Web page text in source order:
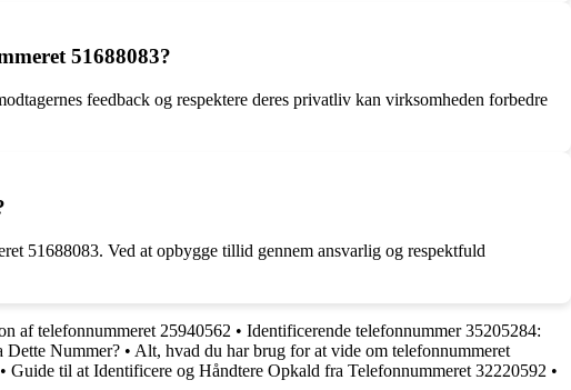
51688083?
feedback og respektere deres privatliv kan virksomheden forbedre
51688083. Ved at opbygge tillid gennem ansvarlig og respektfuld
af telefonnummeret 25940562 • Identificerende telefonnummer 35205284:
Dette Nummer? • Alt, hvad du har brug for at vide om telefonnummeret
• Guide til at Identificere og Håndtere Opkald fra Telefonnummeret 32220592 •